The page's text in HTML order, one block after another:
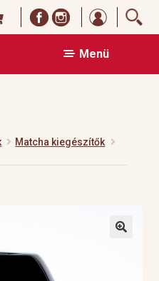
Menü
Matcha kiegészítők